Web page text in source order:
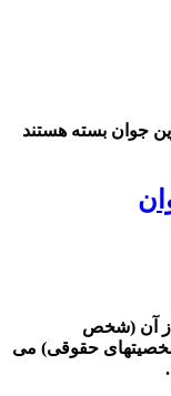
جوان بسته هستند
اسفند ماه ۱۳۵۸و بعد از آن (شخص
حقوقی) می